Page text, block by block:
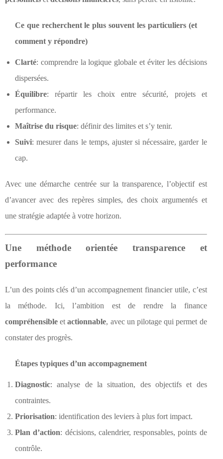
Ce que recherchent le plus souvent les particuliers (et
comment y répondre)
Clarté: comprendre la logique globale et éviter les décisions
dispersées.
Équilibre: répartir les choix entre sécurité, projets et
performance.
Maîtrise du risque: définir des limites et s’y tenir.
Suivi: mesurer dans le temps, ajuster si nécessaire, garder le
cap.
Avec une démarche centrée sur la transparence, l’objectif est
d’avancer avec des repères simples, des choix argumentés et
une stratégie adaptée à votre horizon.
Une méthode orientée transparence et
performance
L’un des points clés d’un accompagnement financier utile, c’est
la méthode. Ici, l’ambition est de rendre la finance
compréhensible etactionnable, avec un pilotage qui permet de
constater des progrès.
Étapes typiques d’un accompagnement
Diagnostic: analyse de la situation, des objectifs et des
contraintes.
Priorisation: identification des leviers à plus fort impact.
Plan d’action: décisions, calendrier, responsables, points de
contrôle.